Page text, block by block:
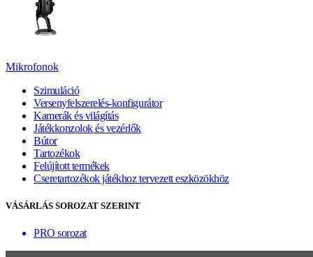
Mikrofonok
Szimuláció
Versenyfelszerelés-konfigurátor
Kamerák és világítás
Játékkonzolok és vezérlők
Bútor
Tartozékok
Felújított termékek
Cseretartozékok játékhoz tervezett eszközökhöz
VÁSÁRLÁS SOROZAT SZERINT
PRO sorozat